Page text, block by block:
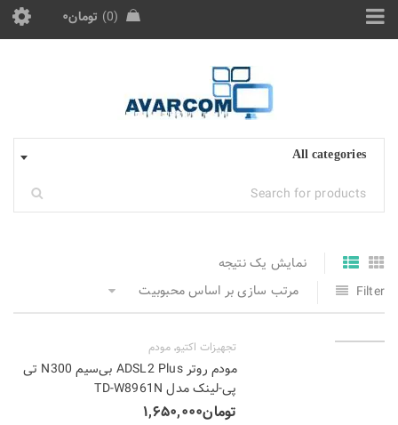
تومان۰ 0
All categories
نمایش یک نتیجه
Filter
مرتب سازی بر اساس محبوبیت
تجهیزات اکتیو,مودم
مودم روتر ADSL2 Plus بی‌سیم N300 تی
پی-لینک مدل TD-W8961N
تومان۱,۶۵۰,۰۰۰